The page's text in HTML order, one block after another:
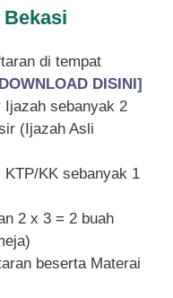
Bekasi
di tempat
DISINI]
Ijazah sebanyak 2
(Ijazah Asli
KK sebanyak 1
2 x 3 = 2 buah
beserta Materai